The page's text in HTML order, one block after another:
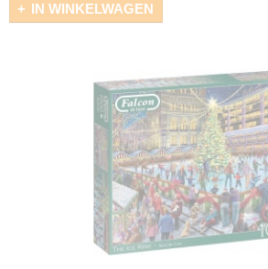
IN WINKELWAGEN